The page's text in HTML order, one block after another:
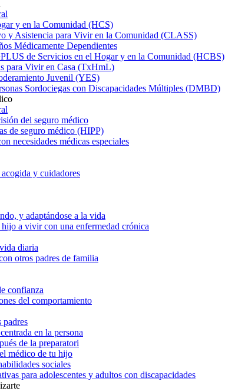
y en la Comunidad (HCS)
y Asistencia para Vivir en la Comunidad (CLASS)
Médicamente Dependientes
de Servicios en el Hogar y en la Comunidad (HCBS)
para Vivir en Casa (TxHmL)
Juvenil (YES)
Sordociegas con Discapacidades Múltiples (DMBD)
del seguro médico
de seguro médico (HIPP)
necesidades médicas especiales
y cuidadores
y adaptándose a la vida
a vivir con una enfermedad crónica
diaria
otros padres de familia
confianza
del comportamiento
padres
en la persona
de la preparatori
médico de tu hijo
sociales
para adolescentes y adultos con discapacidades